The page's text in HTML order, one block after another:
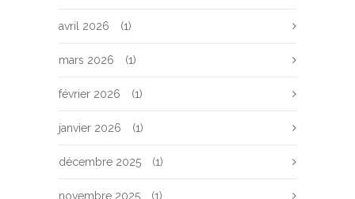
avril 2026 (1)
mars 2026 (1)
février 2026 (1)
janvier 2026 (1)
décembre 2025 (1)
novembre 2025 (1)